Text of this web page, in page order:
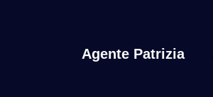
Agente Patrizia